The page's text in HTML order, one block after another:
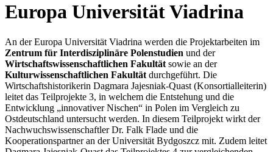
Europa Universität Viadrina
An der Europa Universität Viadrina werden die Projektarbeiten im
Zentrum für Interdisziplinäre Polenstudien und der
Wirtschaftswissenschaftlichen Fakultät sowie an der
Kulturwissenschaftlichen Fakultät durchgeführt. Die
Wirtschaftshistorikerin Dagmara Jajesniak-Quast (Konsortialleiterin)
leitet das Teilprojekte 3, in welchem die Entstehung und die
Entwicklung „innovativer Nischen“ in Polen im Vergleich zu
Ostdeutschland untersucht werden. In diesem Teilprojekt wirkt der
Nachwuchswissenschaftler Dr. Falk Flade und die
Kooperationspartner an der Universität Bydgoszcz mit. Zudem leitet